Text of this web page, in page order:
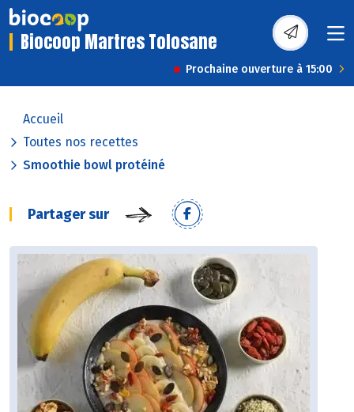
Biocoop Martres Tolosane
Prochaine ouverture à 15:00
Accueil
Toutes nos recettes
Smoothie bowl protéiné
Partager sur